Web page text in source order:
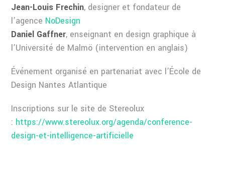
Jean-Louis Frechin, designer et fondateur de
l’agence NoDesign
Daniel Gaffner, enseignant en design graphique à
l’Université de Malmö (intervention en anglais)
Événement organisé en partenariat avec l’École de
Design Nantes Atlantique
Inscriptions sur le site de Stereolux
: https://www.stereolux.org/agenda/conference-
design-et-intelligence-artificielle